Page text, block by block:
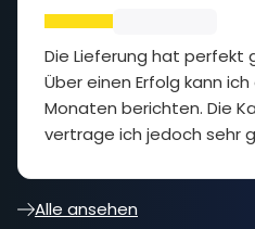
Die Lieferung hat perfekt
Über einen Erfolg kann
Monaten berichten. Die Kapseln
vertrage ich jedoch sehr
Alle ansehen